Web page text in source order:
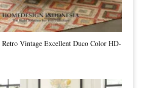
Vintage Excellent Duco Color HD-